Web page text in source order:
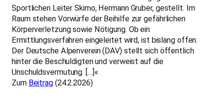
Sportlichen Leiter Skimo, Hermann Gruber, gestellt. Im
Raum stehen Vorwürfe der Beihilfe zur gefährlichen
Körperverletzung sowie Nötigung. Ob ein
Ermittlungsverfahren eingeleitet wird, ist bislang offen.
Der Deutsche Alpenverein (DAV) stellt sich öffentlich
hinter die Beschuldigten und verweist auf die
Unschuldsvermutung. […]«
Zum Beitrag(24.2.2026)